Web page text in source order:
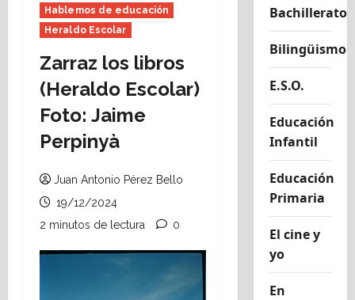
Hablemos de educación
Heraldo Escolar
Zarraz los libros
(Heraldo Escolar)
Foto: Jaime
Perpinyà
Juan Antonio Pérez Bello
19/12/2024
2 minutos de lectura
0
Bachillerato
Bilingüismo
E.S.O.
Educación
Infantil
Educación
Primaria
El cine y
yo
En